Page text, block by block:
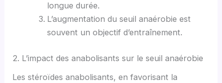
longue durée.
L’augmentation du seuil anaérobie est
souvent un objectif d’entraînement.
2. L’impact des anabolisants sur le seuil anaérobie
Les stéroïdes anabolisants, en favorisant la